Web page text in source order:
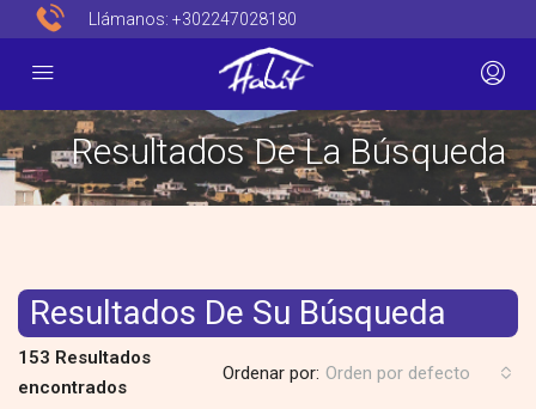
Llámanos: +302247028180
Resultados De La Búsqueda
Resultados De Su Búsqueda
153 Resultados
encontrados
Ordenar por: Orden por defecto